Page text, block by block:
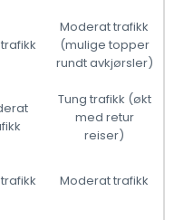
Moderat trafikk
(mulige topper
rundt avkjørsler)
Tung trafikk (økt
med retur
reiser)
Moderat trafikk